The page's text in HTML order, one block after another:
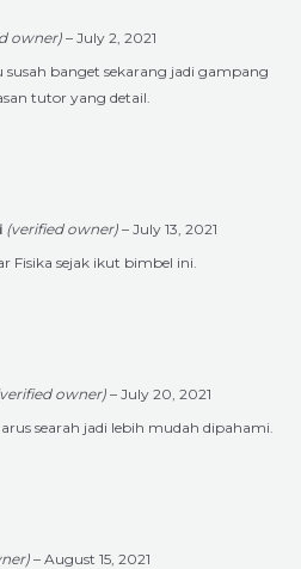
owner)– July 2, 2021
banget sekarang jadi gampang
tutor yang detail.
(verified owner) – July 13, 2021
Fisika sejak ikut bimbel ini.
owner)– July 20, 2021
searah jadi lebih mudah dipahami.
– August 15, 2021